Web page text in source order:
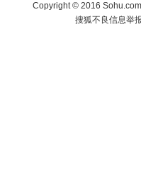
Copyright©2016
搜狐不良信息举